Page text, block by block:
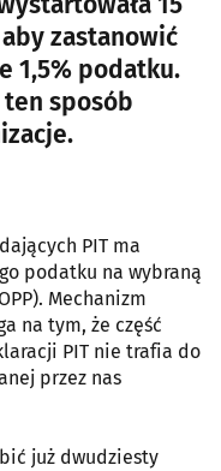
zastanowić
1,5% podatku.
ten sposób
PIT ma
podatku na wybraną
Mechanizm
na tym, że część
PIT nie trafia do
przez nas
już dwudziesty